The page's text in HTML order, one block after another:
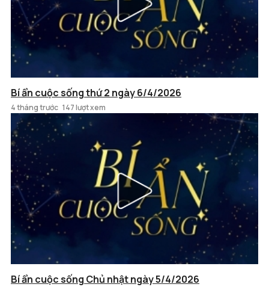
Bí ẩn cuộc sống thứ 2 ngày 6/4/2026
4 tháng trước 147 lượt xem
Bí ẩn cuộc sống Chủ nhật ngày 5/4/2026